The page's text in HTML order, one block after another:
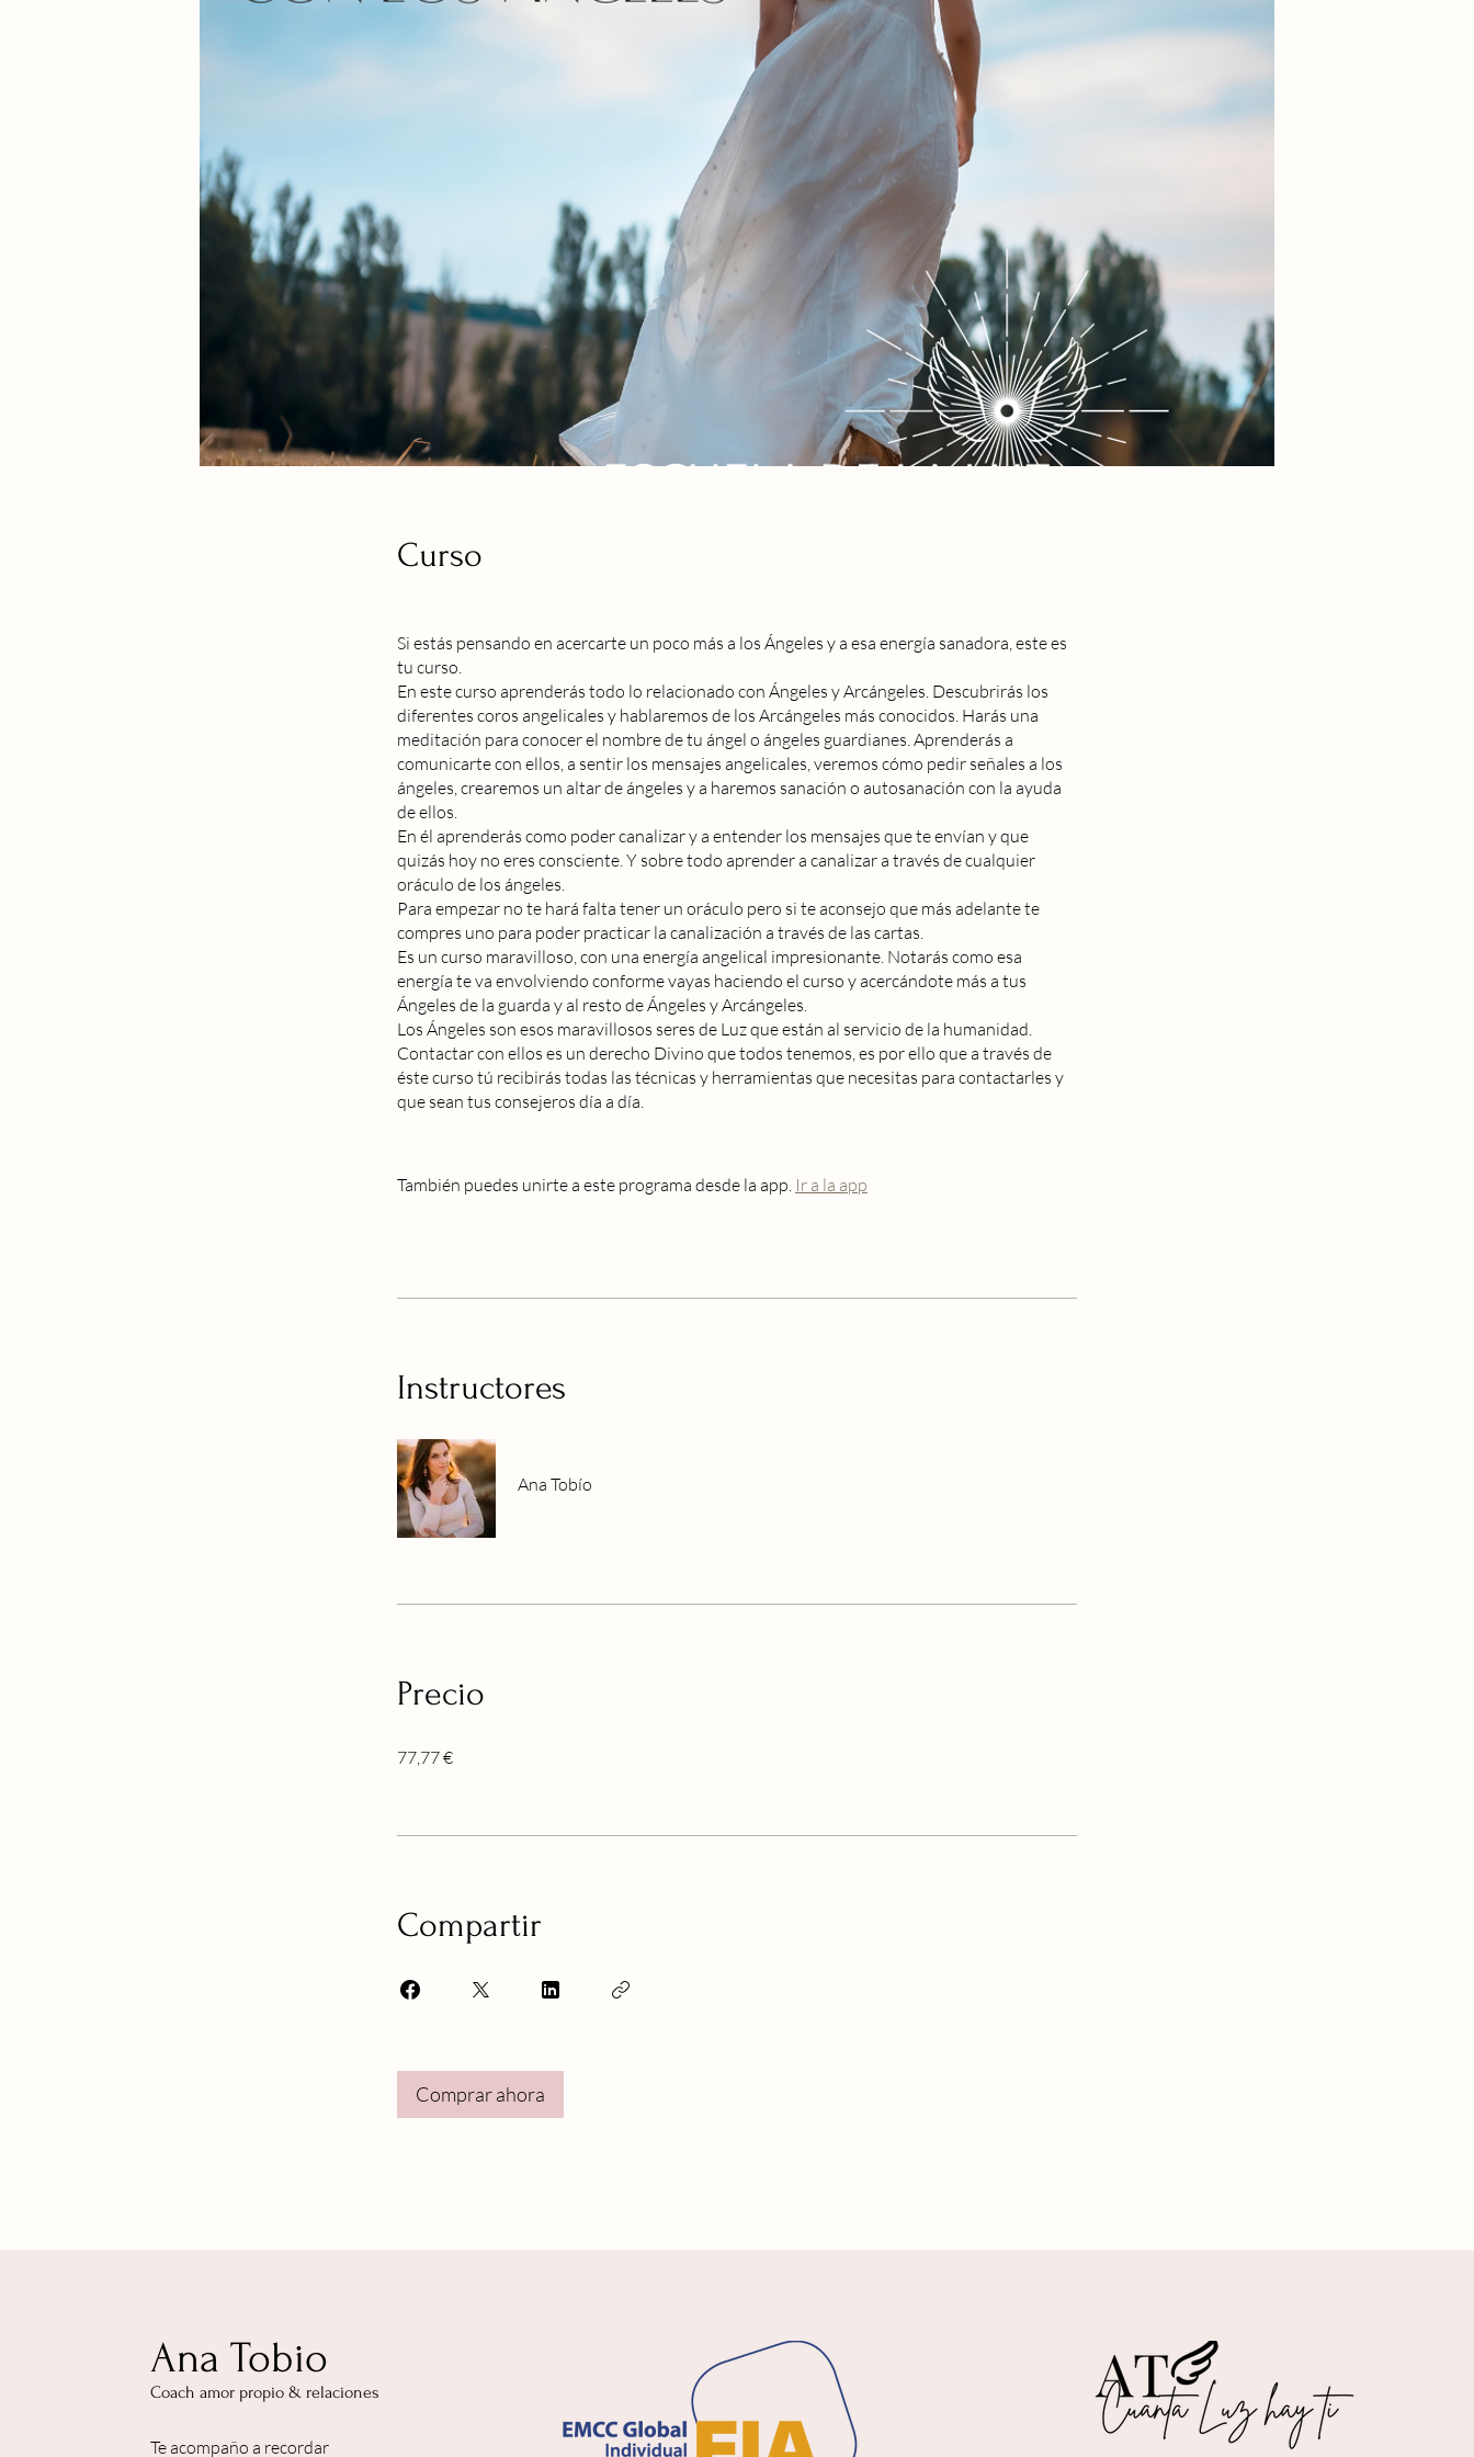
Curso
Si estás pensando en acercarte un poco más a los Ángeles y a esa energía sanadora, este es
tu curso.
En este curso aprenderás todo lo relacionado con Ángeles y Arcángeles. Descubrirás los
diferentes coros angelicales y hablaremos de los Arcángeles más conocidos. Harás una
meditación para conocer el nombre de tu ángel o ángeles guardianes. Aprenderás a
comunicarte con ellos, a sentir los mensajes angelicales, veremos cómo pedir señales a los
ángeles, crearemos un altar de ángeles y a haremos sanación o autosanación con la ayuda
de ellos.
En él aprenderás como poder canalizar y a entender los mensajes que te envían y que
quizás hoy no eres consciente. Y sobre todo aprender a canalizar a través de cualquier
oráculo de los ángeles.
Para empezar no te hará falta tener un oráculo pero si te aconsejo que más adelante te
compres uno para poder practicar la canalización a través de las cartas.
Es un curso maravilloso, con una energía angelical impresionante. Notarás como esa
energía te va envolviendo conforme vayas haciendo el curso y acercándote más a tus
Ángeles de la guarda y al resto de Ángeles y Arcángeles.
Los Ángeles son esos maravillosos seres de Luz que están al servicio de la humanidad.
Contactar con ellos es un derecho Divino que todos tenemos, es por ello que a través de
éste curso tú recibirás todas las técnicas y herramientas que necesitas para contactarles y
que sean tus consejeros día a día.
También puedes unirte a este programa desde la app. Ir a la app
Instructores
Ana Tobío
Precio
77,77 €
Compartir
Comprar ahora
Ana Tobio
Coach amor propio & relaciones
Te acompaño a recordar